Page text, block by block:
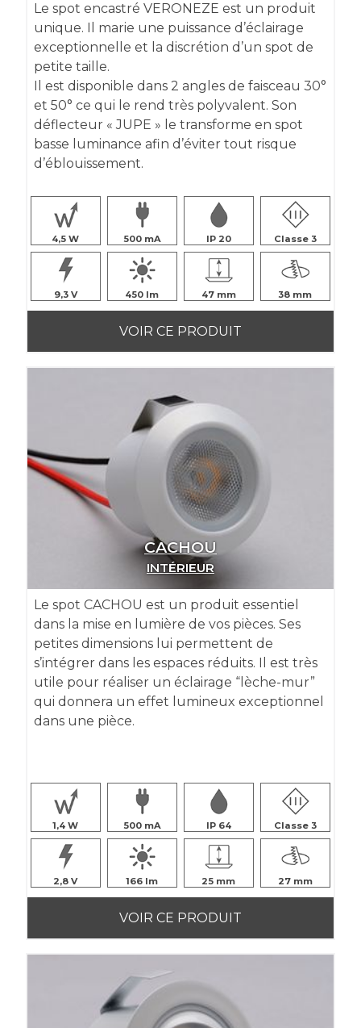
Le spot encastré VERONEZE est un produit
unique. Il marie une puissance d’éclairage
exceptionnelle et la discrétion d’un spot de
petite taille.
Il est disponible dans 2 angles de faisceau 30°
et 50° ce qui le rend très polyvalent. Son
déflecteur « JUPE » le transforme en spot
basse luminance afin d’éviter tout risque
d’éblouissement.
4,5 500 IP 20 Classe 3
9,3 450 47 38
VOIR CE PRODUIT
CACHOU
INTÉRIEUR
Le spot CACHOU est un produit essentiel
dans la mise en lumière de vos pièces. Ses
petites dimensions lui permettent de
s’intégrer dans les espaces réduits. Il est très
utile pour réaliser un éclairage “lèche-mur”
qui donnera un effet lumineux exceptionnel
dans une pièce.
1,4 500 IP 64 Classe 3
2,8 166 25 27
VOIR CE PRODUIT